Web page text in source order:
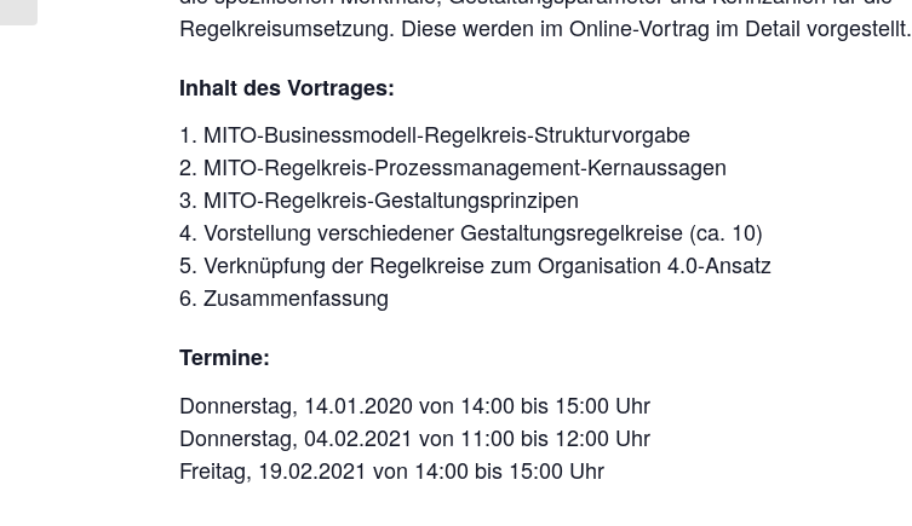
Regelkreisumsetzung. Diese werden im Online-Vortrag im Detail vorgestellt.
Inhalt des Vortrages:
1. MITO-Businessmodell-Regelkreis-Strukturvorgabe
2. MITO-Regelkreis-Prozessmanagement-Kernaussagen
3. MITO-Regelkreis-Gestaltungsprinzipen
4. Vorstellung verschiedener Gestaltungsregelkreise (ca. 10)
5. Verknüpfung der Regelkreise zum Organisation 4.0-Ansatz
6. Zusammenfassung
Termine:
Donnerstag, 14.01.2020 von 14:00 bis 15:00 Uhr
Donnerstag, 04.02.2021 von 11:00 bis 12:00 Uhr
Freitag, 19.02.2021 von 14:00 bis 15:00 Uhr